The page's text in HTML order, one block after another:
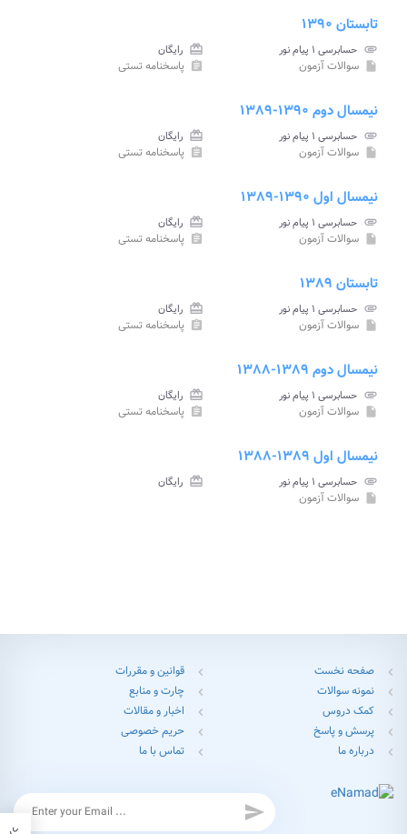
تابستان ۱۳۹۰
attachment حسابرسی ۱ پیام نور card_giftcard رایگان
insert_drive_file سوالات آزمون assignment پاسخنامه تستی
نیمسال دوم ۱۳۹۰-۱۳۸۹
attachment حسابرسی ۱ پیام نور card_giftcard رایگان
insert_drive_file سوالات آزمون assignment پاسخنامه تستی
نیمسال اول ۱۳۹۰-۱۳۸۹
attachment حسابرسی ۱ پیام نور card_giftcard رایگان
insert_drive_file سوالات آزمون assignment پاسخنامه تستی
تابستان ۱۳۸۹
attachment حسابرسی ۱ پیام نور card_giftcard رایگان
insert_drive_file سوالات آزمون assignment پاسخنامه تستی
نیمسال دوم ۱۳۸۹-۱۳۸۸
attachment حسابرسی ۱ پیام نور card_giftcard رایگان
insert_drive_file سوالات آزمون assignment پاسخنامه تستی
نیمسال اول ۱۳۸۹-۱۳۸۸
attachment حسابرسی ۱ پیام نور card_giftcard رایگان
insert_drive_file سوالات آزمون
chevron_left صفحه نخست chevron_left قوانین و مقررات
chevron_left نمونه سوالات chevron_left چارت و منابع
chevron_left کمک دروس chevron_left اخبار و مقالات
chevron_left پرسش و پاسخ chevron_left حریم خصوصی
chevron_left درباره ما chevron_left تماس با ما
send